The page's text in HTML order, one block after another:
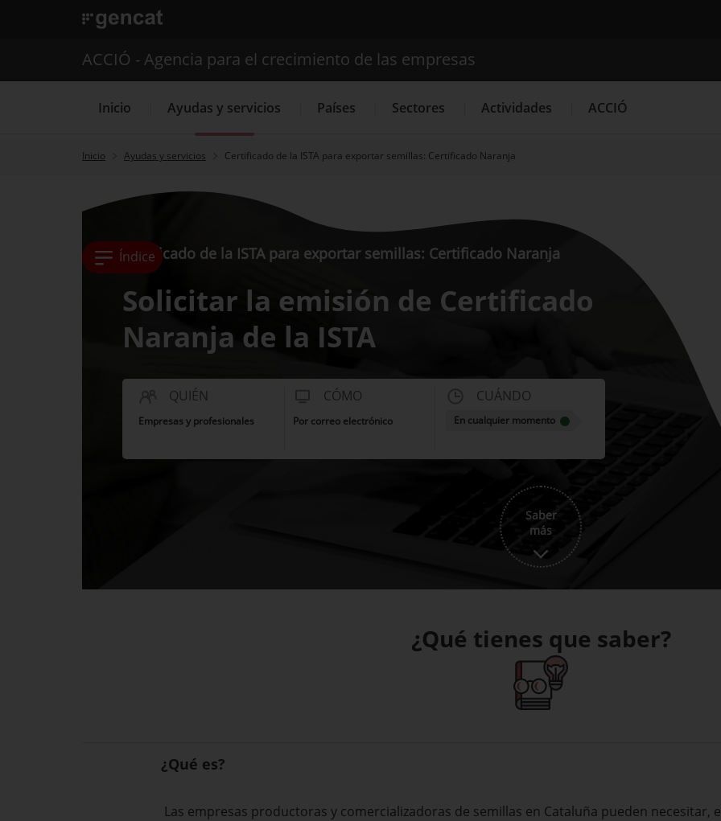
. Abrir en una nueva ventana.
Buscador
ACCIÓ - Agencia para el crecimiento de las empresas
Inicio Ayudas y servicios Países Sectores Actividades ACCIÓ
Inicio Ayudas y servicios Certificado de la ISTA para exportar semillas: Certificado Naranja
Índice
Certificado de la ISTA para exportar semillas: Certificado Naranja
Solicitar la emisión de Certificado
Naranja de la ISTA
QUIÉN
Empresas y profesionales
CÓMO
Por correo electrónico
CUÁNDO
En cualquier momento
Saber
más
¿Qué tienes que saber?
¿Qué es?
Las empresas productoras y comercializadoras de semillas en Cataluña pueden necesitar,